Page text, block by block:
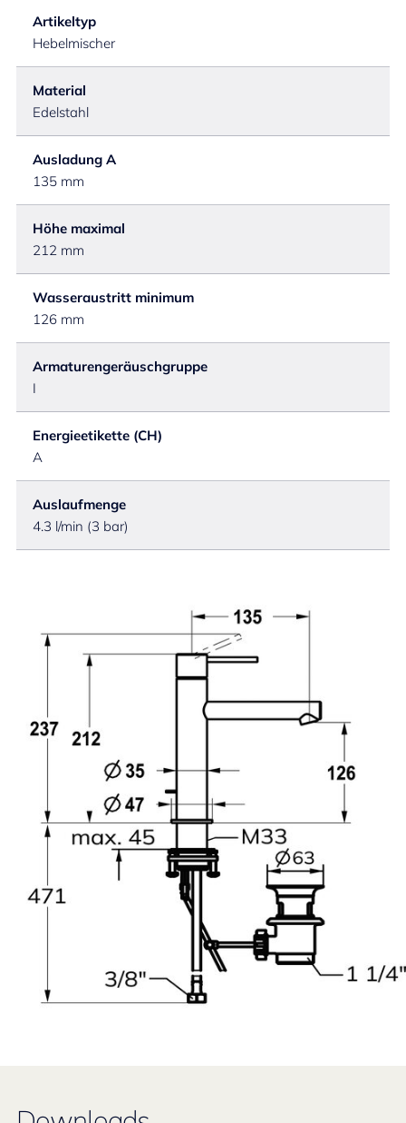
Artikeltyp
Hebelmischer
Material
Edelstahl
Ausladung A
135 mm
Höhe maximal
212 mm
Wasseraustritt minimum
126 mm
Armaturengeräuschgruppe
I
Energieetikette (CH)
A
Auslaufmenge
4.3 l/min (3 bar)